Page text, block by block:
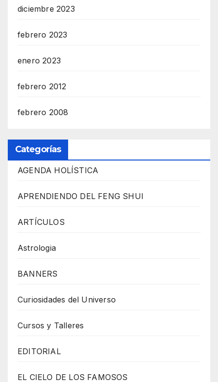
diciembre 2023
febrero 2023
enero 2023
febrero 2012
febrero 2008
Categorías
AGENDA HOLÍSTICA
APRENDIENDO DEL FENG SHUI
ARTÍCULOS
Astrologia
BANNERS
Curiosidades del Universo
Cursos y Talleres
EDITORIAL
EL CIELO DE LOS FAMOSOS